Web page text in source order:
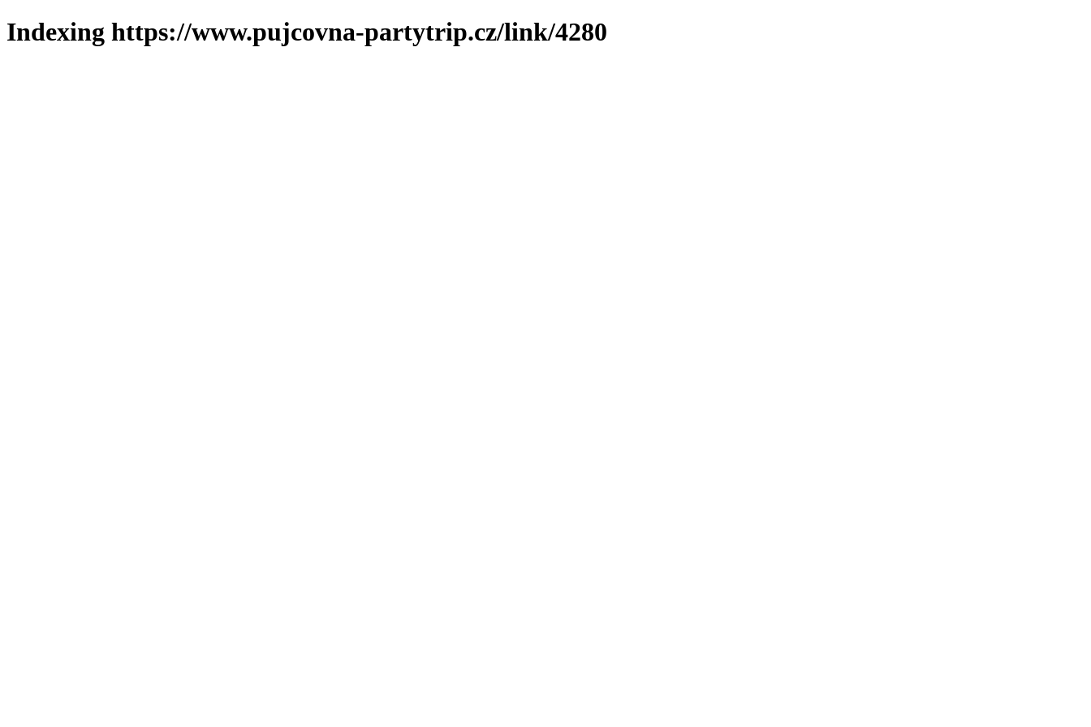
Indexing https://www.pujcovna-partytrip.cz/link/4280